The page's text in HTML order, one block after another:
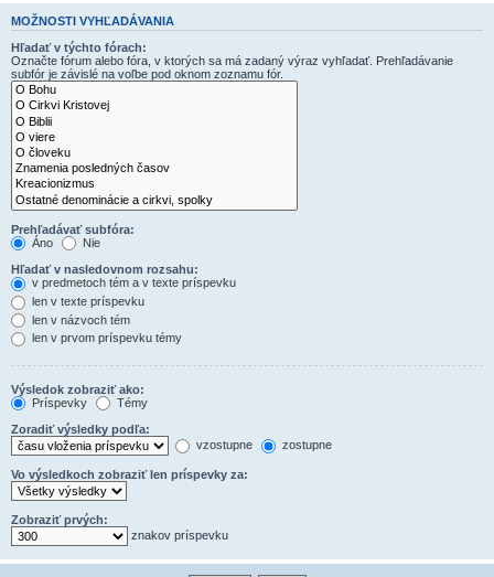
MOŽNOSTI VYHĽADÁVANIA
Hľadať v týchto fórach:
Označte fórum alebo fóra, v ktorých sa má zadaný výraz vyhľadať. Prehľadávanie
subfór je závislé na voľbe pod oknom zoznamu fór.
Prehľadávať subfóra:
Áno
Nie
Hľadať v nasledovnom rozsahu:
v predmetoch tém a v texte príspevku
len v texte príspevku
len v názvoch tém
len v prvom príspevku témy
Výsledok zobraziť ako:
Príspevky
Témy
Zoradiť výsledky podľa:
vzostupne
zostupne
Vo výsledkoch zobraziť len príspevky za:
Zobraziť prvých:
znakov príspevku